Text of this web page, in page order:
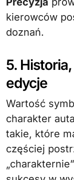
kierowców
doznań.
5.
edycje
Wartość
charakter
takie, które
częściej